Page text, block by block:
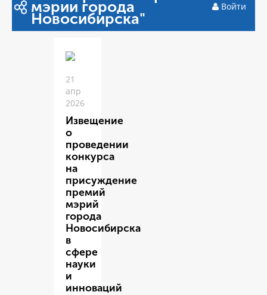
мэрии города
Новосибирска"
Войти
21
апр
2026
Извещение
о
проведении
конкурса
на
присуждение
премий
мэрий
города
Новосибирска
в
сфере
науки
и
инноваций